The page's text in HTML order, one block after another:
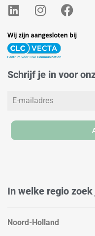
L
i
k
e
i
I
n
t
a
r
m
F
a
e
o
Schrijf je in voor
In welke regio
Noord-Holland